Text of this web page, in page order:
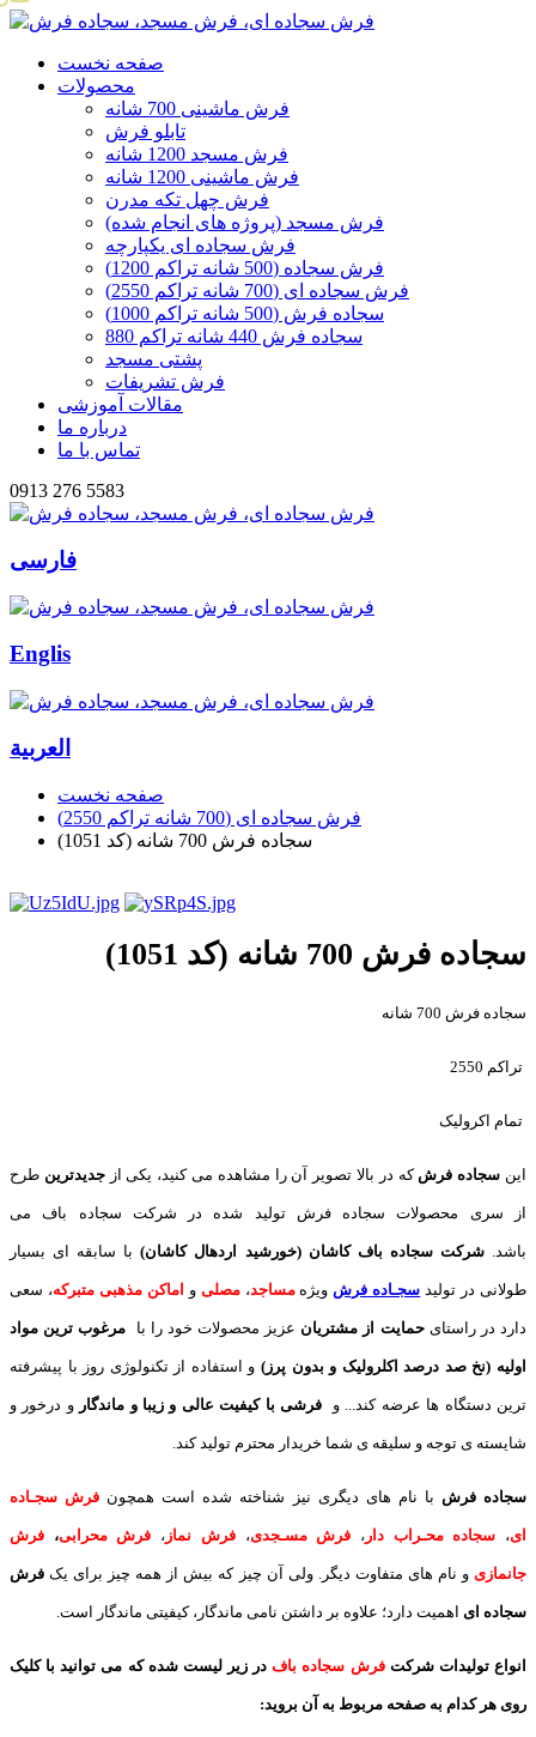
صفحه نخست
محصولات
فرش ماشینی 700 شانه
تابلو فرش
فرش مسجد 1200 شانه
فرش ماشینی 1200 شانه
فرش چهل تکه مدرن
فرش مسجد (پروژه های انجام شده)
فرش سجاده ای یکپارچه
فرش سجاده (500 شانه تراکم 1200)
فرش سجاده ای (700 شانه تراکم 2550)
سجاده فرش (500 شانه تراکم 1000)
سجاده فرش 440 شانه تراکم 880
پشتی مسجد
فرش تشریفات
مقالات آموزشی
درباره ما
تماس با ما
0913 276 5583
فارسی
Englis
العربیة
صفحه نخست
فرش سجاده ای (700 شانه تراکم 2550)
سجاده فرش 700 شانه (کد 1051)
سجاده فرش 700 شانه (کد 1051)
سجاده فرش 700 شانه
تراکم 2550
تمام اکرولیک
این سجاده فرش که در بالا تصویر آن را مشاهده می کنید، یکی ازجدیدترین طرح
از سری محصولات سجاده فرش تولید شده در شرکت سجاده باف می
باشد.شرکت سجاده باف کاشان (خورشید اردهال کاشان)با سابقه ای بسیار
طولانی در تولید سجـاده فرش ویژهمساجد،مصلی و اماکن مذهبی متبرکه، سعی
دارد در راستایحمایت از مشتریان عزیز محصولات خود را با مرغوب ترین مواد
اولیه (نخ صد درصد اکلرولیک و بدون پرز) و استفاده از تکنولوژی روز با پیشرفته
ترین دستگاه ها عرضه کند... و فرشی با کیفیت عالی و زیبا و ماندگار و درخور و
شایسته ی توجه و سلیقه ی شما خریدار محترم تولید کند.
سجاده فرش با نام های دیگری نیز شناخته شده است همچون فرش سجـاده
ای، سجاده محـراب دار ، فرش مسـجدی،فرش نماز ، فرش محرابی، فرش
جانمازی و نام های متفاوت دیگر. ولی آن چیز که بیش از همه چیز برای یک فرش
سجاده ای اهمیت دارد؛ علاوه بر داشتن نامی ماندگار، کیفیتی ماندگار است.
انواع تولیدات شرکتفرش سجاده بافدر زیر لیست شده که می توانید با کلیک
روی هر کدام به صفحه مربوط به آن بروید: